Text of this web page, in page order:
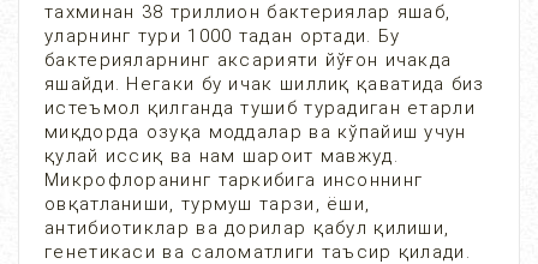
тахминан 38 триллион бактериялар яшаб,
уларнинг тури 1000 тадан ортади. Бу
бактерияларнинг аксарияти йўғон ичакда
яшайди. Негаки бу ичак шиллиқ қаватида биз
истеъмол қилганда тушиб турадиган етарли
миқдорда озуқа моддалар ва кўпайиш учун
қулай иссиқ ва нам шароит мавжуд.
Микрофлоранинг таркибига инсоннинг
овқатланиши, турмуш тарзи, ёши,
антибиотиклар ва дорилар қабул қилиши,
генетикаси ва саломатлиги таъсир қилади.